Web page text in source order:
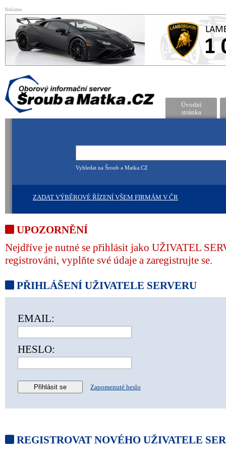
Reklama
Úvodní
stránka
Vyhledat na Šroub a Matka.CZ
ZADAT VÝBĚROVÉ ŘÍZENÍ VŠEM FIRMÁM V ČR
UPOZORNĚNÍ
Nejdříve je nutné se přihlásit jako UŽIVATEL
registrováni, vyplňte své údaje a zaregistrujte se.
PŘIHLÁŠENÍ UŽIVATELE SERVERU
EMAIL:
HESLO:
Zapomenuté heslo
REGISTROVAT NOVÉHO UŽIVATELE